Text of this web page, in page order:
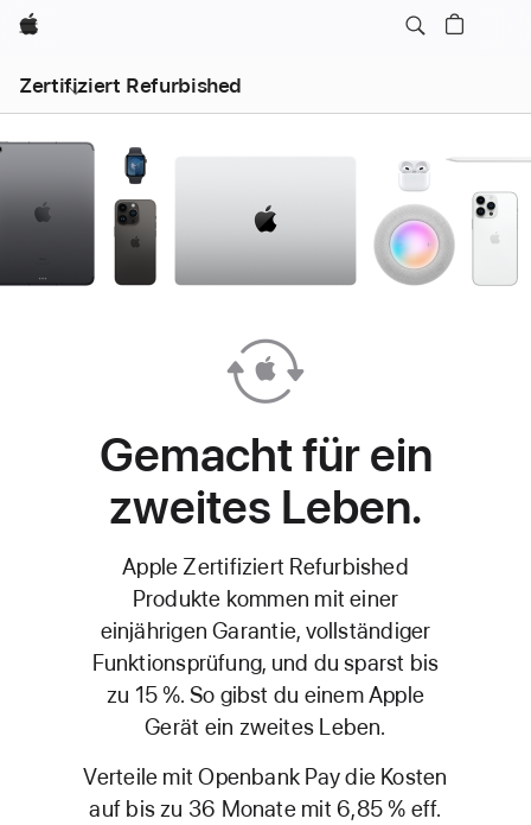
Apple
Zertifiziert Refurbished
Gemacht für ein
zweites Leben.
Apple Zertifiziert Refurbished
Produkte kommen mit einer
einjährigen Garantie, vollständiger
Funktionsprüfung, und du sparst bis
zu 15 %. So gibst du einem Apple
Gerät ein zweites Leben.
Verteile mit Openbank Pay die Kosten
auf bis zu 36 Monate mit 6,85 % eff.